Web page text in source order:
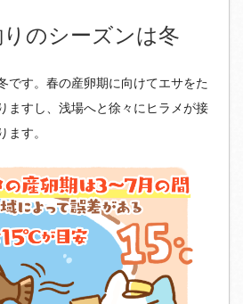
のシーズンは冬
です。春の産卵期に向けてエサをた
ますし、浅場へと徐々にヒラメが接
ます。